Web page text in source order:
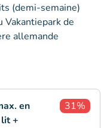
(demi-semaine)
Vakantiepark de
allemande
en
+
31%